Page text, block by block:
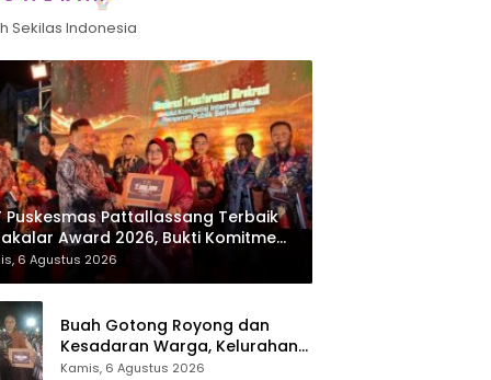
Sekilas Indonesia
Puskesmas Pattallassang Terbaik
Award 2026, Bukti Komitmen
Pelayanan Kesehatan
6 Agustus 2026
Buah Gotong Royong dan
Kesadaran Warga, Kelurahan
Patte’ne Menjadi Bintang
Kamis, 6 Agustus 2026